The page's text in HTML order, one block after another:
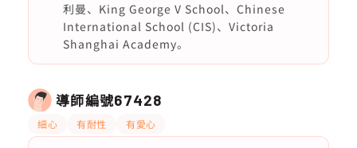
利曼、King George V School、Chinese
International School (CIS)、Victoria
Shanghai Academy。
導師編號67428
細心 有耐性 有愛心